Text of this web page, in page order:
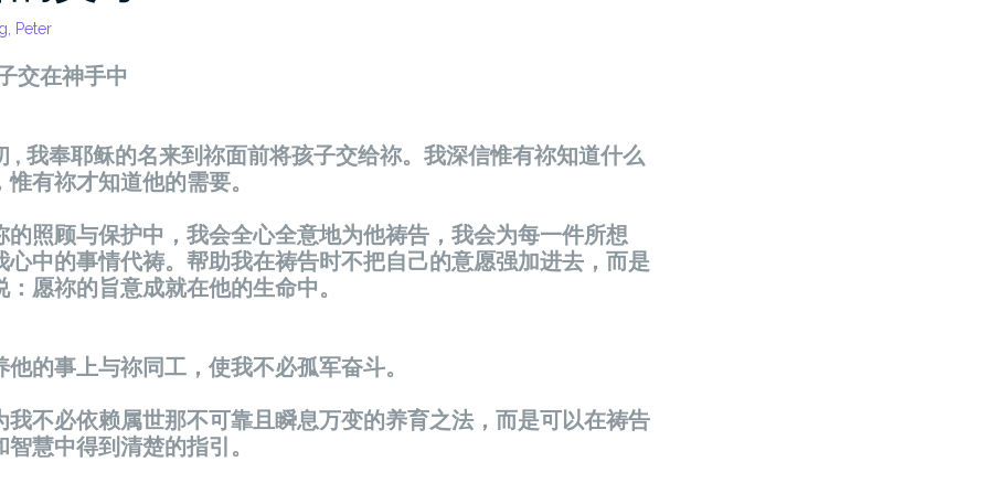
Peter
交在神手中
, 我奉耶稣的名来到祢面前将孩子交给祢。我深信惟有祢知道什么
有祢才知道他的需要。
的照顾与保护中，我会全心全意地为他祷告，我会为每一件所想
心中的事情代祷。帮助我在祷告时不把自己的意愿强加进去，而是
愿祢的旨意成就在他的生命中。
的事上与祢同工，使我不必孤军奋斗。
我不必依赖属世那不可靠且瞬息万变的养育之法，而是可以在祷告
慧中得到清楚的指引。